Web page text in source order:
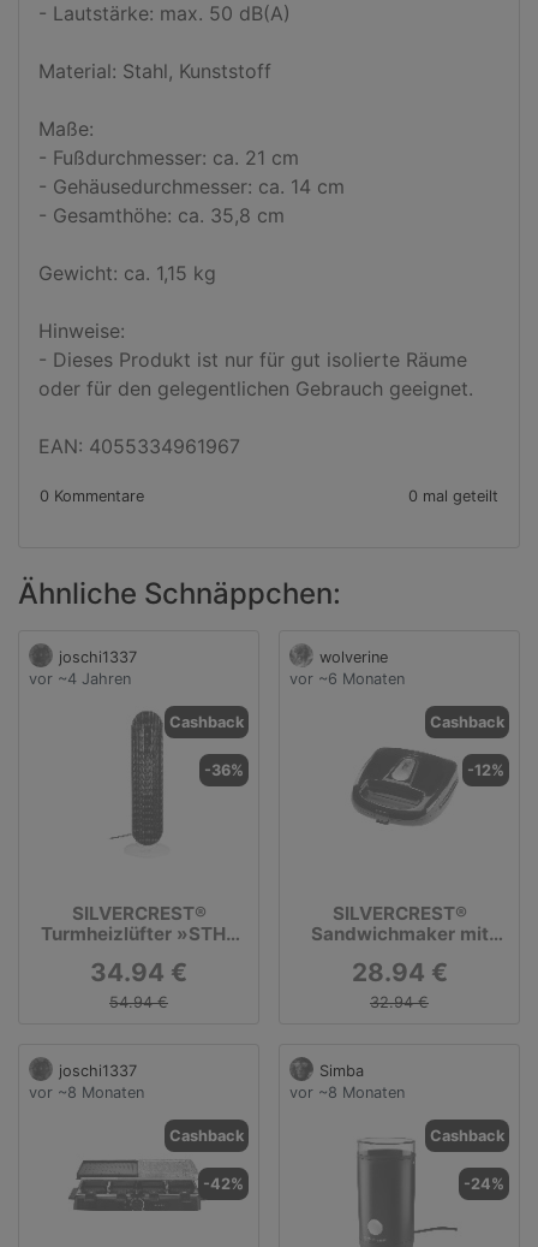
- Lautstärke: max. 50 dB(A)
Material: Stahl, Kunststoff
Maße:
- Fußdurchmesser: ca. 21 cm
- Gehäusedurchmesser: ca. 14 cm
- Gesamthöhe: ca. 35,8 cm
Gewicht: ca. 1,15 kg
Hinweise:
- Dieses Produkt ist nur für gut isolierte Räume
oder für den gelegentlichen Gebrauch geeignet.
EAN: 4055334961967
0 Kommentare 0 mal geteilt
Ähnliche Schnäppchen:
joschi1337
vor ~4 Jahren
Cashback
-36%
SILVERCREST®
Turmheizlüfter »STHL
34.94 €
54.94 €
wolverine
vor ~6 Monaten
Cashback
-12%
SILVERCREST®
Sandwichmaker mit
750 D4«
28.94 €
32.94 €
joschi1337
vor ~8 Monaten
Cashback
-42%
Simba
vor ~8 Monaten
Cashback
-24%